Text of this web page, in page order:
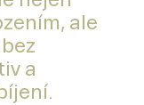
ale
a